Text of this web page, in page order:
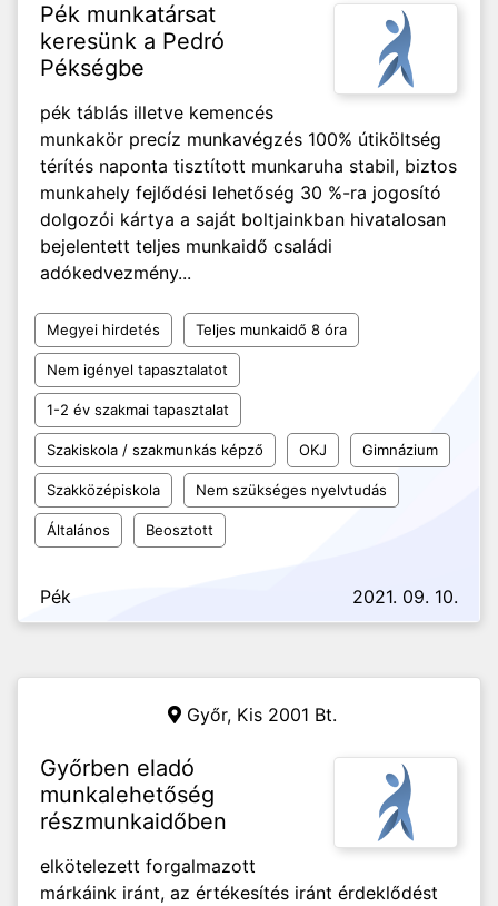
Pék munkatársat
keresünk a Pedró
Pékségbe
pék táblás illetve kemencés
munkakör precíz munkavégzés 100% útiköltség
térítés naponta tisztított munkaruha stabil, biztos
munkahely fejlődési lehetőség 30 %-ra jogosító
dolgozói kártya a saját boltjainkban hivatalosan
bejelentett teljes munkaidő családi
adókedvezmény...
Megyei hirdetés Teljes munkaidő 8 óra
Nem igényel tapasztalatot
1-2 év szakmai tapasztalat
Szakiskola / szakmunkás képző OKJ Gimnázium
Szakközépiskola Nem szükséges nyelvtudás
Általános Beosztott
Pék 2021. 09. 10.
Győr, Kis 2001 Bt.
Győrben eladó
munkalehetőség
részmunkaidőben
elkötelezett forgalmazott
márkáink iránt, az értékesítés iránt érdeklődést